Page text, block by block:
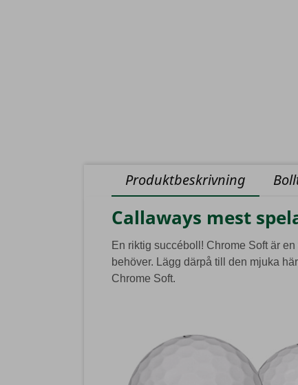
Produktbeskrivning
Callaways mest
En riktig succéboll! Chrome Soft är
behöver. Lägg därpå till den mjuka
Chrome Soft.